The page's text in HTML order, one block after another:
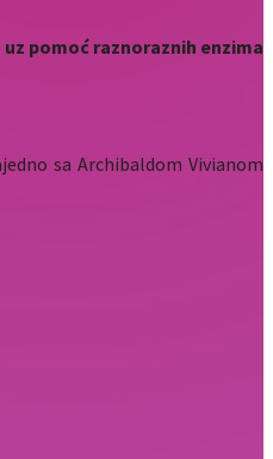
pomoć raznoraznih enzima
sa Archibaldom Vivianom